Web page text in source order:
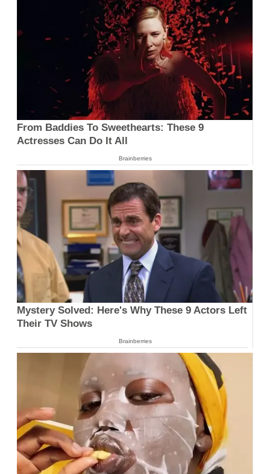
From Baddies To Sweethearts: These 9
Actresses Can Do It All
Brainberries
Mystery Solved: Here's Why These 9 Actors Left
Their TV Shows
Brainberries